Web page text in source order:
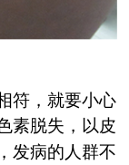
，就要小心
素脱失，以皮
发病的人群不